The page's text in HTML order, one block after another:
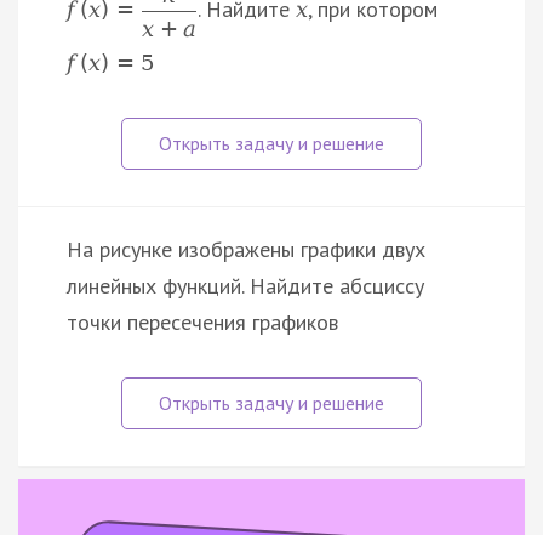
f (x) =
x + a
. Найдитеx, при котором
f (x) = 5
На рисунке изображены графики двух
линейных функций. Найдите абсциссу
точки пересечения графиков